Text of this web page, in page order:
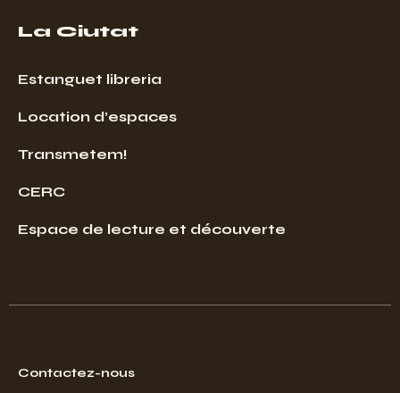
La Ciutat
Estanguet libreria
Location d’espaces
Transmetem!
CERC
Espace de lecture et découverte
Contactez-nous